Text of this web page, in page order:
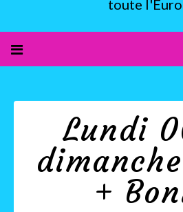
toute
Lundi
+